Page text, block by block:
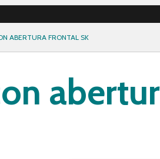
ABERTURA FRONTAL SK